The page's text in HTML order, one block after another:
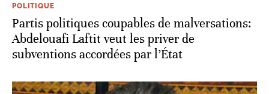
POLITIQUE
Partis politiques coupables de malversations:
Abdelouafi Laftit veut les priver de
subventions accordées par l’État